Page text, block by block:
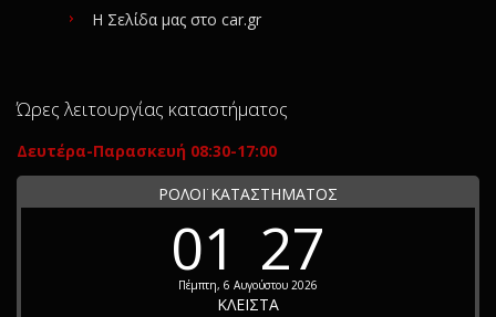
Η Σελίδα μας στο car.gr
Ώρες λειτουργίας καταστήματος
Δευτέρα-Παρασκευή 08:30-17:00
ΡΟΛΟΪ ΚΑΤΑΣΤΗΜΑΤΟΣ
01 27
Πέμπτη, 6 Αυγούστου 2026
ΚΛΕΙΣΤΑ